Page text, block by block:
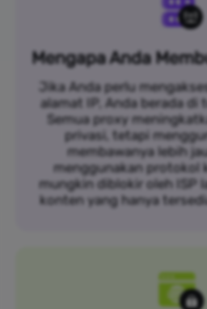
Mengapa Anda
Jika Anda perlu
alamat IP, Anda berada di
Semua proxy
privasi, tetapi
membawanya lebih
menggunakan protokol
mungkin diblokir oleh ISP
konten yang hanya